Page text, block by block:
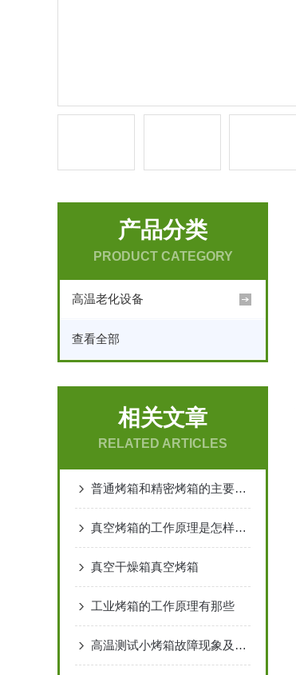
产品分类
PRODUCT CATEGORY
高温老化设备
查看全部
相关文章
RELATED ARTICLES
普通烤箱和精密烤箱的主要区别
真空烤箱的工作原理是怎样的？
真空干燥箱真空烤箱
工业烤箱的工作原理有那些
高温测试小烤箱故障现象及解决方案